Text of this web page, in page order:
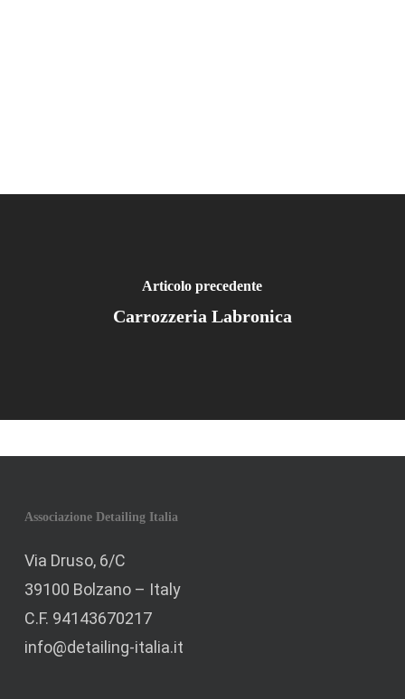
Articolo precedente
Carrozzeria Labronica
Associazione Detailing Italia
Via Druso, 6/C
39100 Bolzano – Italy
C.F. 94143670217
info@detailing-italia.it